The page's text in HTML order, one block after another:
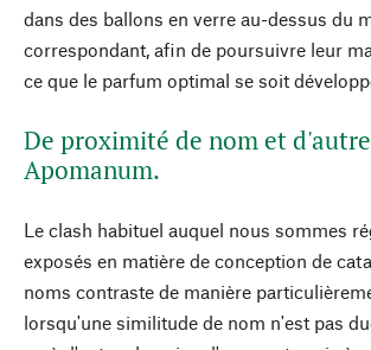
dans des ballons en verre au-dessus du
correspondant, afin de poursuivre leur
ce que le parfum optimal se soit
De proximité de nom et
Apomanum.
Le clash habituel auquel nous sommes
exposés en matière de conception de
noms contraste de manière
lorsqu'une similitude de nom n'est pas